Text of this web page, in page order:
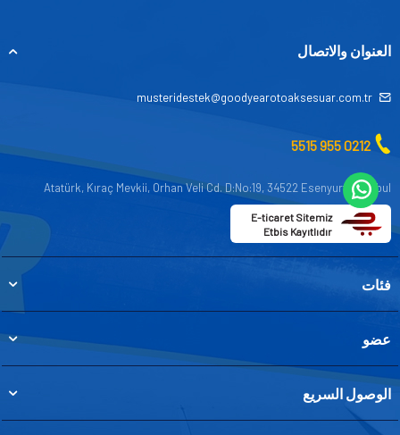
العنوان والاتصال
musteridestek@goodyearotoaksesuar.com.tr
0212 955 5515
Atatürk, Kıraç Mevkii, Orhan Veli Cd. D:No:19, 34522 Esenyurt/İstanbul
E-ticaret Sitemiz
Etbis Kayıtlıdır
فئات
عضو
الوصول السريع